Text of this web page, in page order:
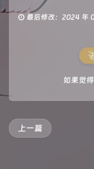
最后修改：2024 年
如果觉
上一篇